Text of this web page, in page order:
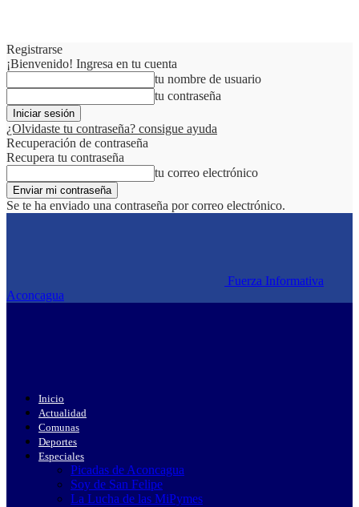
Registrarse
¡Bienvenido! Ingresa en tu cuenta
tu nombre de usuario
tu contraseña
¿Olvidaste tu contraseña? consigue ayuda
Recuperación de contraseña
Recupera tu contraseña
tu correo electrónico
Se te ha enviado una contraseña por correo electrónico.
Fuerza Informativa
Aconcagua
Inicio
Actualidad
Comunas
Deportes
Especiales
Picadas de Aconcagua
Soy de San Felipe
La Lucha de las MiPymes